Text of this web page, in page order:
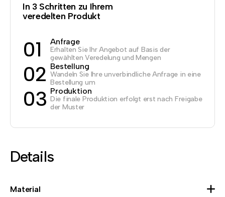
In 3 Schritten zu Ihrem
veredelten Produkt
01 Anfrage
Erhalten Sie Ihr Angebot auf Basis der
gewählten Veredelung und Mengen
02 Bestellung
Wandeln Sie Ihre unverbindliche Anfrage in eine
Bestellung um
03 Produktion
Die finale Produktion erfolgt erst nach Freigabe
der Muster
Details
Material